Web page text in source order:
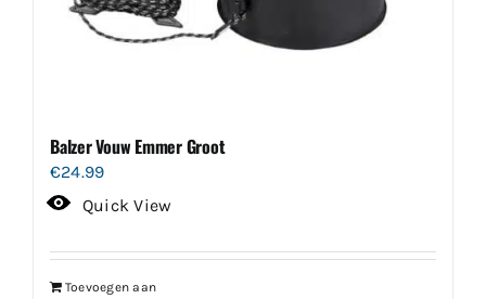
Balzer Vouw Emmer Groot
€24.99
Quick View
Toevoegen aan